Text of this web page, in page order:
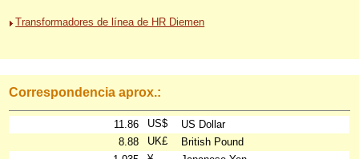
Transformadores de línea de HR Diemen
Correspondencia aprox.:
11.86 US$
US Dollar
8.88
UK£
British Pound